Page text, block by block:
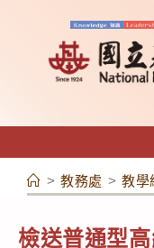
容
> 教務處 > 教學
檢送普通型